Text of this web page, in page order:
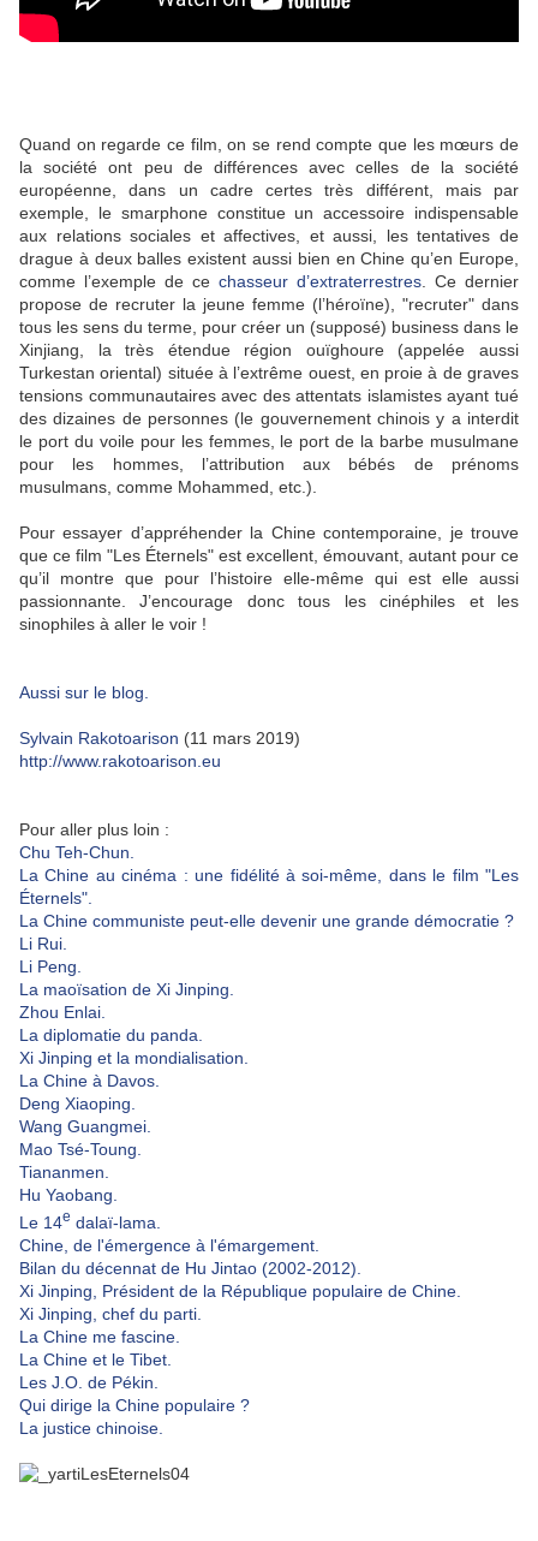
Quand on regarde ce film, on se rend compte que les mœurs de
la société ont peu de différences avec celles de la société
européenne, dans un cadre certes très différent, mais par
exemple, le smarphone constitue un accessoire indispensable
aux relations sociales et affectives, et aussi, les tentatives de
drague à deux balles existent aussi bien en Chine qu’en Europe,
comme l’exemple de ce chasseur d’extraterrestres . Ce dernier
propose de recruter la jeune femme (l’héroïne), "recruter" dans
tous les sens du terme, pour créer un (supposé) business dans le
Xinjiang, la très étendue région ouïghoure (appelée aussi
Turkestan oriental) située à l’extrême ouest, en proie à de graves
tensions communautaires avec des attentats islamistes ayant tué
des dizaines de personnes (le gouvernement chinois y a interdit
le port du voile pour les femmes, le port de la barbe musulmane
pour les hommes, l’attribution aux bébés de prénoms
musulmans, comme Mohammed, etc.).
Pour essayer d’appréhender la Chine contemporaine, je trouve
que ce film "Les Éternels" est excellent, émouvant, autant pour ce
qu’il montre que pour l’histoire elle-même qui est elle aussi
passionnante. J’encourage donc tous les cinéphiles et les
sinophiles à aller le voir !
Aussi sur le blog.
Sylvain Rakotoarison (11 mars 2019)
http://www.rakotoarison.eu
Pour aller plus loin :
Chu Teh-Chun.
La Chine au cinéma : une fidélité à soi-même, dans le film "Les
Éternels".
La Chine communiste peut-elle devenir une grande démocratie ?
Li Rui.
Li Peng.
La maoïsation de Xi Jinping.
Zhou Enlai.
La diplomatie du panda.
Xi Jinping et la mondialisation.
La Chine à Davos.
Deng Xiaoping.
Wang Guangmei.
Mao Tsé-Toung.
Tiananmen.
Hu Yaobang.
Le 14e dalaï-lama.
Chine, de l'émergence à l'émargement.
Bilan du décennat de Hu Jintao (2002-2012).
Xi Jinping, Président de la République populaire de Chine.
Xi Jinping, chef du parti.
La Chine me fascine.
La Chine et le Tibet.
Les J.O. de Pékin.
Qui dirige la Chine populaire ?
La justice chinoise.